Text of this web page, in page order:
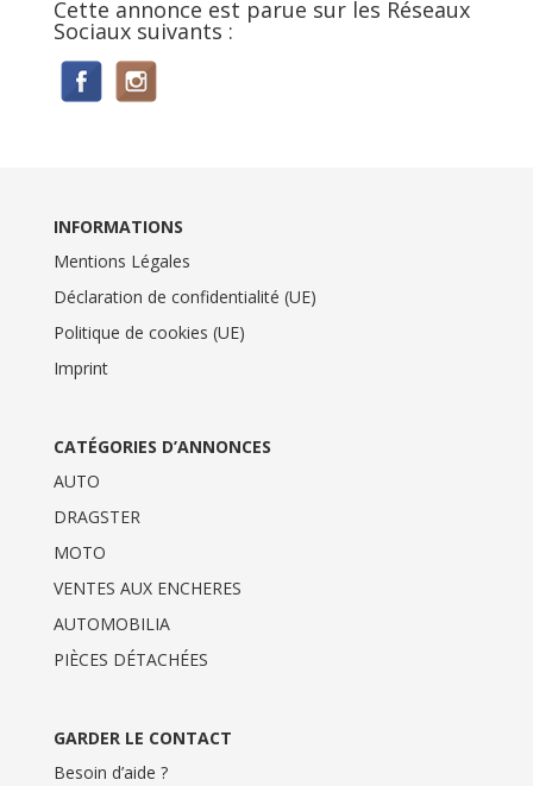
Cette annonce est parue sur les Réseaux
Sociaux suivants :
INFORMATIONS
Mentions Légales
Déclaration de confidentialité (UE)
Politique de cookies (UE)
Imprint
CATÉGORIES D’ANNONCES
AUTO
DRAGSTER
MOTO
VENTES AUX ENCHERES
AUTOMOBILIA
PIÈCES DÉTACHÉES
GARDER LE CONTACT
Besoin d’aide ?